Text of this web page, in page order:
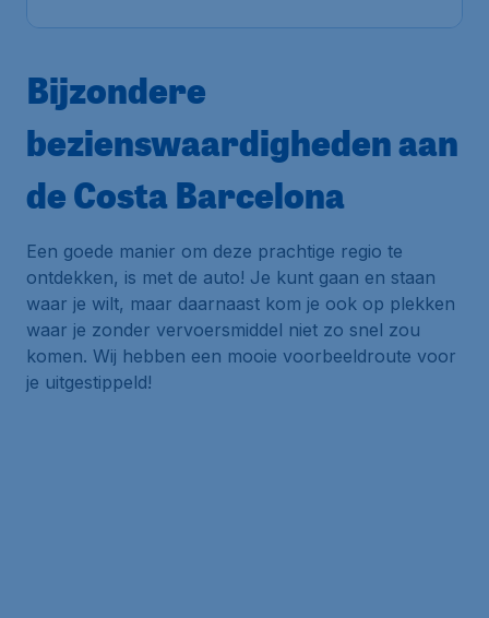
Bijzondere
bezienswaardigheden aan
de Costa Barcelona
Een goede manier om deze prachtige regio te
ontdekken, is met de auto! Je kunt gaan en staan
waar je wilt, maar daarnaast kom je ook op plekken
waar je zonder vervoersmiddel niet zo snel zou
komen. Wij hebben een mooie voorbeeldroute voor
je uitgestippeld!